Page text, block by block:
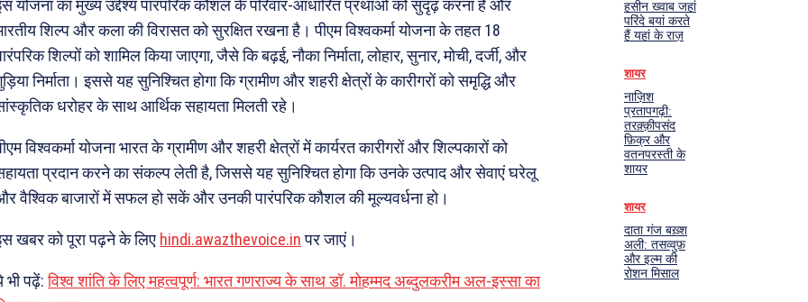
योजना का मुख्य उद्देश्य पारंपरिक कौशल के परिवार-आधारित प्रथाओं को सुदृढ़ करना है और
शिल्प और कला की विरासत को सुरक्षित रखना है। पीएम विश्वकर्मा योजना के तहत 18
शिल्पों को शामिल किया जाएगा, जैसे कि बढ़ई, नौका निर्माता, लोहार, सुनार, मोची, दर्जी, और
निर्माता। इससे यह सुनिश्चित होगा कि ग्रामीण और शहरी क्षेत्रों के कारीगरों को समृद्धि और
धरोहर के साथ आर्थिक सहायता मिलती रहे।
विश्वकर्मा योजना भारत के ग्रामीण और शहरी क्षेत्रों में कार्यरत कारीगरों और शिल्पकारों को
प्रदान करने का संकल्प लेती है, जिससे यह सुनिश्चित होगा कि उनके उत्पाद और सेवाएं घरेलू
वैश्विक बाजारों में सफल हो सकें और उनकी पारंपरिक कौशल की मूल्यवर्धना हो।
खबर को पूरा पढ़ने के लिए hindi.awazthevoice.inपर जाएं।
भी पढ़ें:विश्व शांति के लिए महत्वपूर्ण: भारत गणराज्य के साथ डॉ. मोहम्मद अब्दुलकरीम अल-इस्सा का
हसीन ख्वाब जहां
परिंदे बयां करते
हैं यहां के राज़
शायर
नाज़िश
प्रतापगढ़ी:
तरक़्क़ीपसंद
फ़िक्र और
वतनपरस्ती के
शायर
शायर
दाता गंज बख़्श
अली: तसव्वुफ़
और इल्म की
रोशन मिसाल